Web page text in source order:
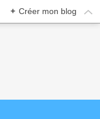
+ Créer mon blog